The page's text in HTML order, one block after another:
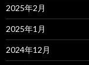
2025年2月
2025年1月
2024年12月